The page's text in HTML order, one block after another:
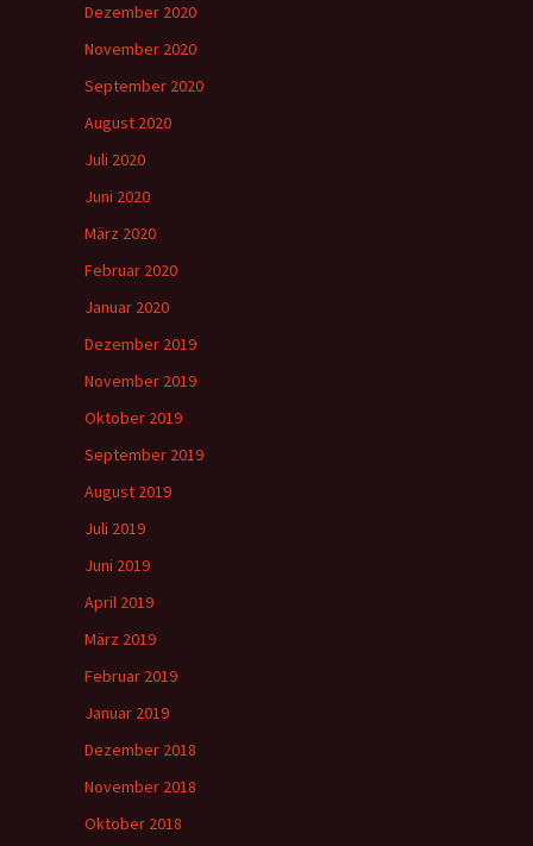
Dezember 2020
November 2020
September 2020
August 2020
Juli 2020
Juni 2020
März 2020
Februar 2020
Januar 2020
Dezember 2019
November 2019
Oktober 2019
September 2019
August 2019
Juli 2019
Juni 2019
April 2019
März 2019
Februar 2019
Januar 2019
Dezember 2018
November 2018
Oktober 2018